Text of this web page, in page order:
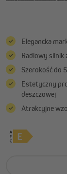
Elegancka
Radiowy silnik
Szerokość do
Estetyczny
deszczowej
Atrakcyjne